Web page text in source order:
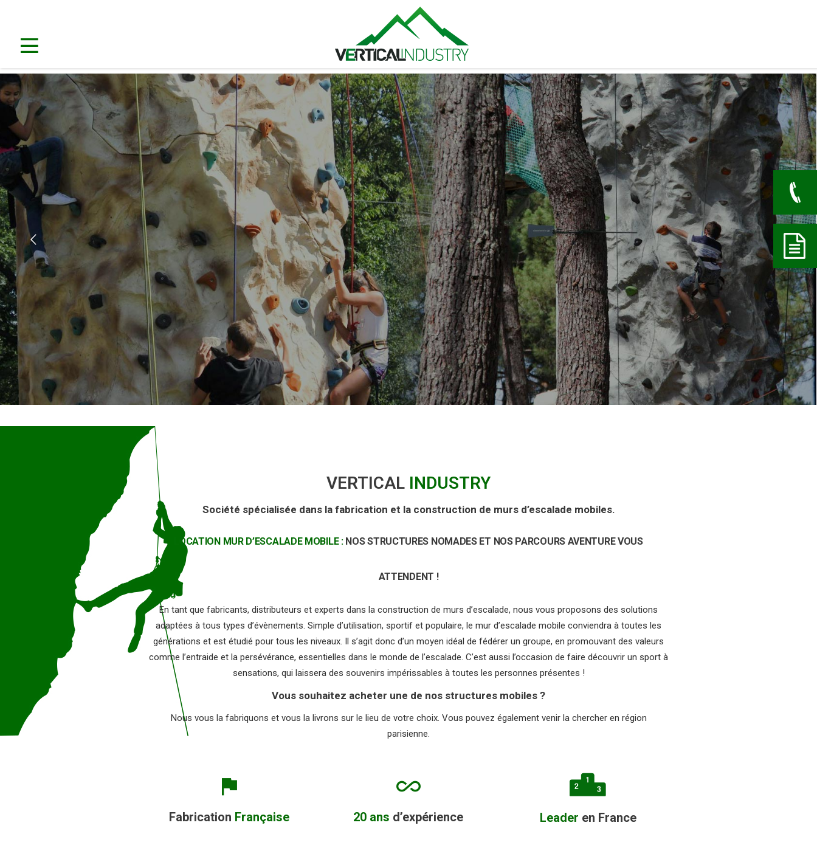
MURS DE GLACE
VERTICAL INDUSTRY
Société spécialisée dans la fabrication et la construction de murs d’escalade mobiles.
LOCATION MUR D’ESCALADE MOBILE :NOS STRUCTURES NOMADES ET NOS PARCOURS AVENTURE VOUS
ATTENDENT !
En tant que fabricants, distributeurs et experts dans la construction de murs d’escalade, nous vous proposons des solutions
adaptées à tous types d’évènements. Simple d’utilisation, sportif et populaire, le mur d’escalade mobile conviendra à toutes les
générations et est étudié pour tous les niveaux. Il s’agit donc d’un moyen idéal de fédérer un groupe, en promouvant des valeurs
comme l’entraide et la persévérance, essentielles dans le monde de l’escalade. C’est aussi l’occasion de faire découvrir un sport à
sensations, qui laissera des souvenirs impérissables à toutes les personnes présentes !
Vous souhaitez acheter une de nos structures mobiles ?
Nous vous la fabriquons et vous la livrons sur le lieu de votre choix. Vous pouvez également venir la chercher en région
parisienne.
Fabrication Française 20 ans d’expérience Leader en France